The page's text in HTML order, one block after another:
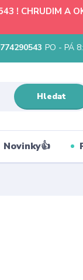
! CHRUDIM A
Hledat
PO - PÁ
Novinky👍